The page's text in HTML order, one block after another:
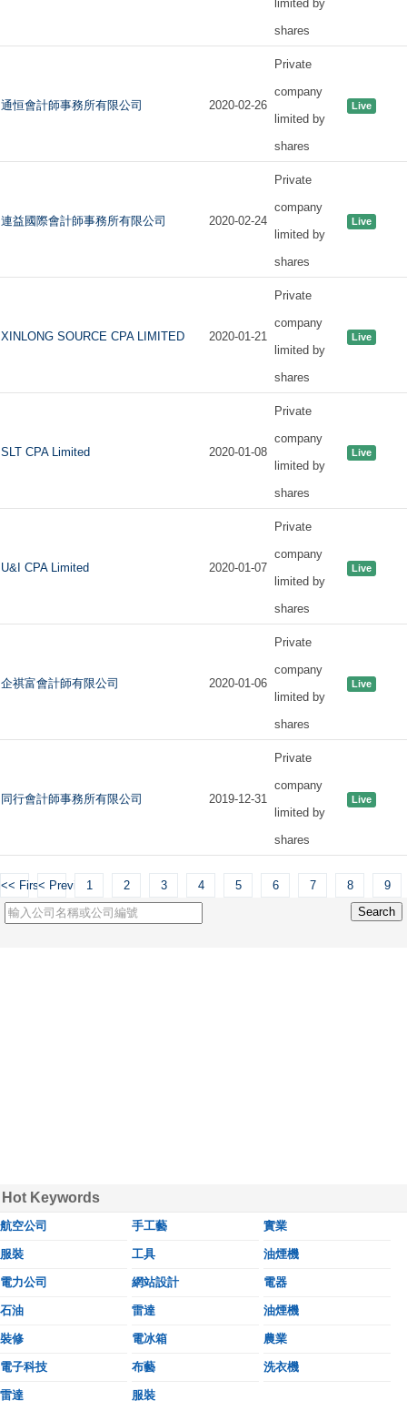
limited by
shares
通恒會計師事務所有限公司 2020-02-26
Private
company
limited by
shares
Live
連益國際會計師事務所有限公司 2020-02-24
Private
company
limited by
shares
Live
XINLONG SOURCE CPA LIMITED 2020-01-21
Private
company
limited by
shares
Live
SLT CPA Limited 2020-01-08
Private
company
limited by
shares
Live
U&I CPA Limited 2020-01-07
Private
company
limited by
shares
Live
企祺富會計師有限公司 2020-01-06
Private
company
limited by
shares
Live
同行會計師事務所有限公司 2019-12-31
Private
company
limited by
shares
Live
<< First< Previous1 2 3 4 5 6 7 8 9
Hot Keywords
航空公司 手工藝 實業
服裝 工具 油煙機
電力公司 網站設計 電器
石油 雷達 油煙機
裝修 電冰箱 農業
電子科技 布藝 洗衣機
雷達 服裝